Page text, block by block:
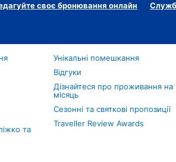
своє бронювання онлайн
та
Унікальні помешкання
Відгуки
Дізнайтеся про проживання на
місяць
Сезонні та святкові пропозиції
Traveller Review Awards